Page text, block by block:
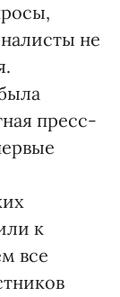
не
пресс-
к
все